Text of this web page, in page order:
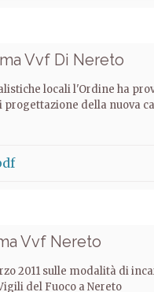
Vvf Di Nereto
locali l'Ordine ha
della nuova
Vvf Nereto
2011 sulle modalità di
del Fuoco a Nereto